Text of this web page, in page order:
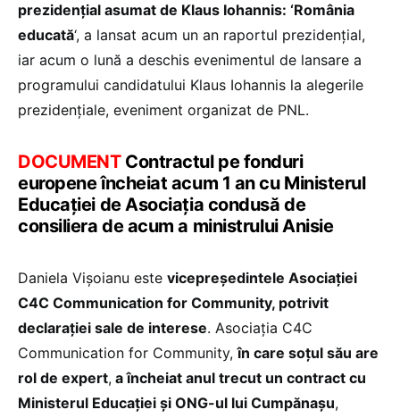
prezidențial asumat de Klaus Iohannis: ‘România
educată‘, a lansat acum un an raportul prezidențial,
iar acum o lună a deschis evenimentul de lansare a
programului candidatului Klaus Iohannis la alegerile
prezidențiale, eveniment organizat de PNL.
DOCUMENTContractul pe fonduri
europene încheiat acum 1 an cu Ministerul
Educației de Asociația condusă de
consiliera de acum a ministrului Anisie
Daniela Vișoianu este vicepreședintele Asociației
C4C Communication for Community, potrivit
declarației sale de interese. Asociația C4C
Communication for Community,în care soțul său are
rol de expert, a încheiat anul trecut un contract cu
Ministerul Educației și ONG-ul lui Cumpănașu,